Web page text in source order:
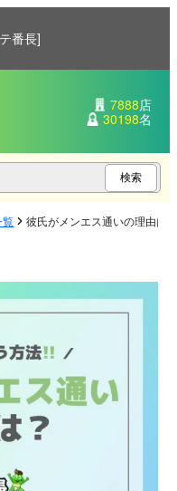
番長]
7888店
30198名
覧 彼氏がメンエス通いの理由は